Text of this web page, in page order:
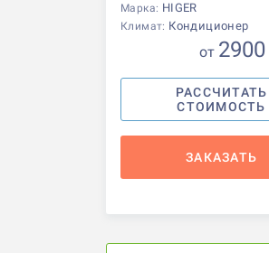
Марка: HIGER
Климат: Кондиционер
от 2900
РАССЧИТАТЬ
СТОИМОСТЬ
ЗАКАЗАТЬ